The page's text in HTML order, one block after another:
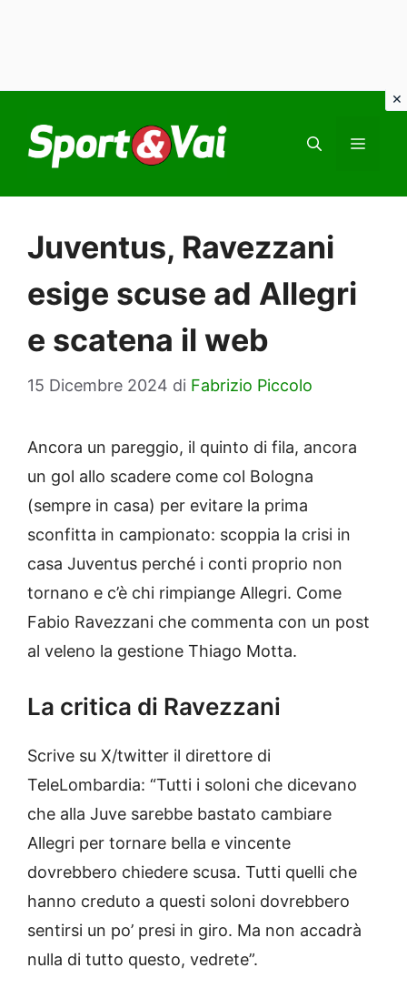
contenuto
Juventus, Ravezzani
esige scuse ad Allegri
e scatena il web
15 Dicembre 2024 di Fabrizio Piccolo
Ancora un pareggio, il quinto di fila, ancora
un gol allo scadere come col Bologna
(sempre in casa) per evitare la prima
sconfitta in campionato: scoppia la crisi in
casa Juventus perché i conti proprio non
tornano e c’è chi rimpiange Allegri. Come
Fabio Ravezzani che commenta con un post
al veleno la gestione Thiago Motta.
La critica di Ravezzani
Scrive su X/twitter il direttore di
TeleLombardia: “Tutti i soloni che dicevano
che alla Juve sarebbe bastato cambiare
Allegri per tornare bella e vincente
dovrebbero chiedere scusa. Tutti quelli che
hanno creduto a questi soloni dovrebbero
sentirsi un po’ presi in giro. Ma non accadrà
nulla di tutto questo, vedrete”.